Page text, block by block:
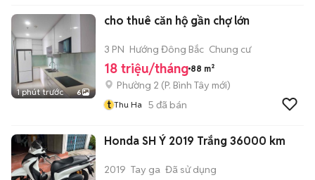
1 phút trước 6
cho thuê căn hộ gần chợ lớn
3 PN Hướng Đông Bắc Chung cư
18 triệu/tháng 88 m²
Phường 2 (P. Bình Tây mới)
t Thu Ha 5 đã bán
Honda SH Ý 2019 Trắng 36000 km
2019 Tay ga Đã sử dụng